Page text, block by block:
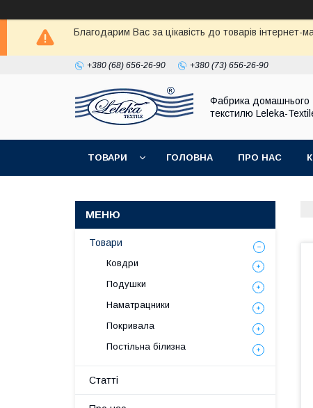
Благодарим Вас за цікавість до товарів
+380 (68) 656-26-90 +380 (73) 656-26-90
Фабрика домашнього
текстилю Leleka-
ТОВАРИ ГОЛОВНА ПРО НАС
Товари
Ковдри
Подушки
Наматрацники
Покривала
Постільна білизна
Статті